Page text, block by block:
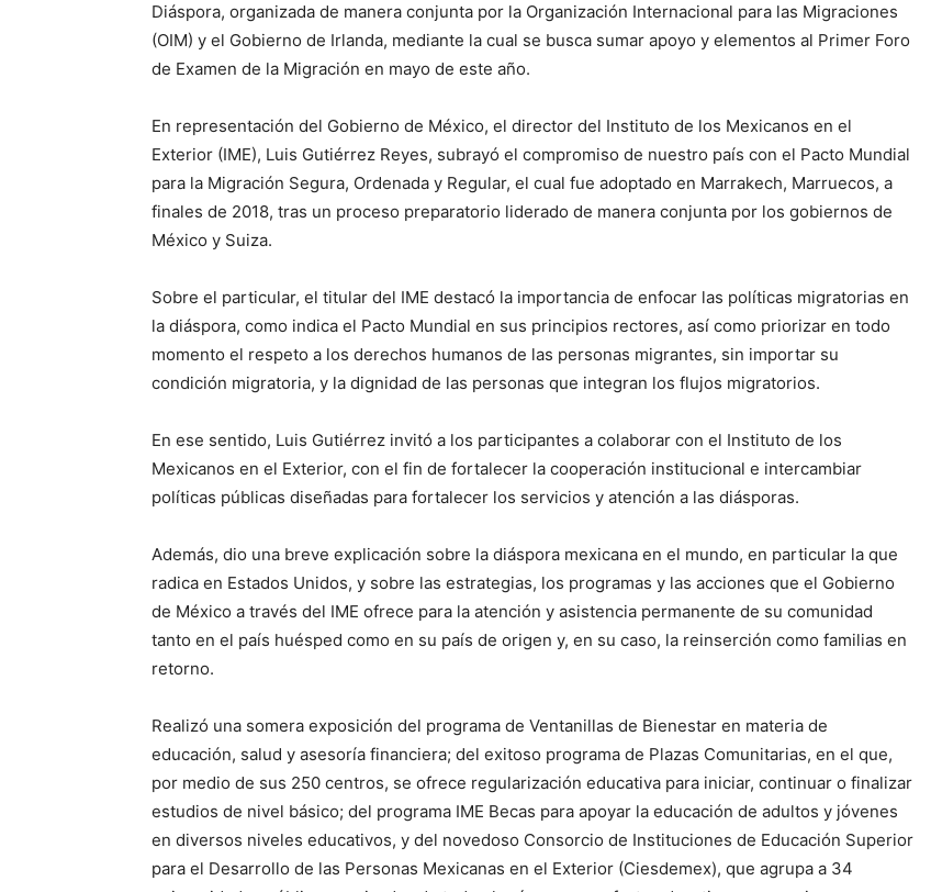
Diáspora, organizada de manera conjunta por la Organización Internacional para las Migraciones
(OIM) y el Gobierno de Irlanda, mediante la cual se busca sumar apoyo y elementos al Primer Foro
de Examen de la Migración en mayo de este año.
En representación del Gobierno de México, el director del Instituto de los Mexicanos en el
Exterior (IME), Luis Gutiérrez Reyes, subrayó el compromiso de nuestro país con el Pacto Mundial
para la Migración Segura, Ordenada y Regular, el cual fue adoptado en Marrakech, Marruecos, a
finales de 2018, tras un proceso preparatorio liderado de manera conjunta por los gobiernos de
México y Suiza.
Sobre el particular, el titular del IME destacó la importancia de enfocar las políticas migratorias en
la diáspora, como indica el Pacto Mundial en sus principios rectores, así como priorizar en todo
momento el respeto a los derechos humanos de las personas migrantes, sin importar su
condición migratoria, y la dignidad de las personas que integran los flujos migratorios.
En ese sentido, Luis Gutiérrez invitó a los participantes a colaborar con el Instituto de los
Mexicanos en el Exterior, con el fin de fortalecer la cooperación institucional e intercambiar
políticas públicas diseñadas para fortalecer los servicios y atención a las diásporas.
Además, dio una breve explicación sobre la diáspora mexicana en el mundo, en particular la que
radica en Estados Unidos, y sobre las estrategias, los programas y las acciones que el Gobierno
de México a través del IME ofrece para la atención y asistencia permanente de su comunidad
tanto en el país huésped como en su país de origen y, en su caso, la reinserción como familias en
retorno.
Realizó una somera exposición del programa de Ventanillas de Bienestar en materia de
educación, salud y asesoría financiera; del exitoso programa de Plazas Comunitarias, en el que,
por medio de sus 250 centros, se ofrece regularización educativa para iniciar, continuar o finalizar
estudios de nivel básico; del programa IME Becas para apoyar la educación de adultos y jóvenes
en diversos niveles educativos, y del novedoso Consorcio de Instituciones de Educación Superior
para el Desarrollo de las Personas Mexicanas en el Exterior (Ciesdemex), que agrupa a 34